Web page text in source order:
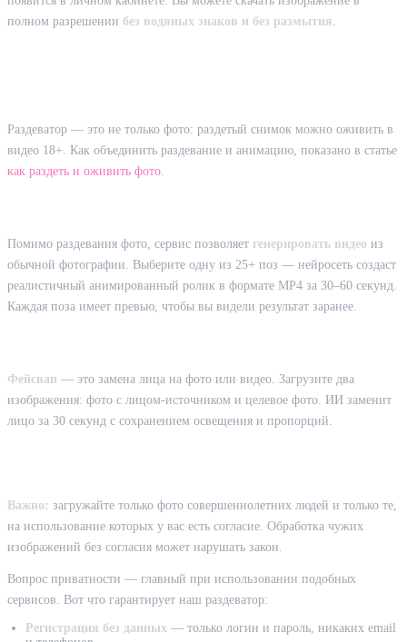
полном разрешении без водяных знаков и без размытия
Раздеватор — это не только фото: раздетый снимок можно оживить в
видео 18+. Как объединить раздевание и анимацию, показано в статье
как раздеть и оживить фото
Помимо раздевания фото, сервис позволяет генерировать видео из
обычной фотографии. Выберите одну из 25+ поз — нейросеть создаст
реалистичный анимированный ролик в формате MP4 за 30–60 секунд.
Каждая поза имеет превью, чтобы вы видели результат заранее.
Фейсвап — это замена лица на фото или видео. Загрузите два
изображения: фото с лицом-источником и целевое фото. ИИ заменит
лицо за 30 секунд с сохранением освещения и пропорций.
Важно: загружайте только фото совершеннолетних людей и только те,
на использование которых у вас есть согласие. Обработка чужих
изображений без согласия может нарушать закон.
Вопрос приватности — главный при использовании подобных
сервисов. Вот что гарантирует наш раздеватор:
Регистрация без данных — только логин и пароль, никаких email